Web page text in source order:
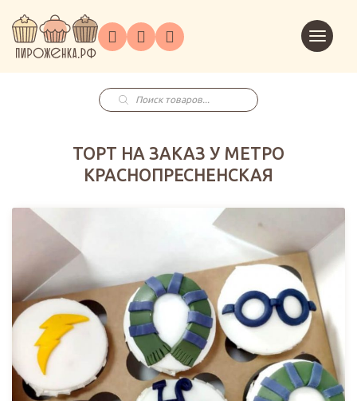
ГлавнаяКаталог
на
заказ
Праздники
Корпоративным
клиентам
в
корзину
Поиск
товаров
ТОРТ НА ЗАКАЗ У МЕТРО
КРАСНОПРЕСНЕНСКАЯ